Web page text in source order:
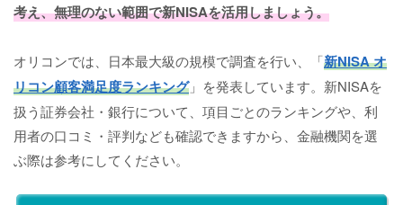
考え、無理のない範囲で新NISAを活用しましょう。
オリコンでは、日本最大級の規模で調査を行い、「新NISA オ
リコン顧客満足度ランキング」を発表しています。新NISAを
扱う証券会社・銀行について、項目ごとのランキングや、利
用者の口コミ・評判なども確認できますから、金融機関を選
ぶ際は参考にしてください。